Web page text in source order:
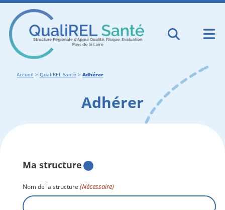
Accueil > QualiREL Santé > Adhérer
Adhérer
Ma structure
Nom de la structure (Nécessaire)